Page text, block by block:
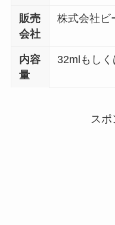
販売
会社
株式会社ビ
内容
量
32mlもしく
スポ